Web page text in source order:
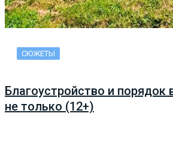
СЮЖЕТЫ
Благоустройство и порядок
не только (12+)